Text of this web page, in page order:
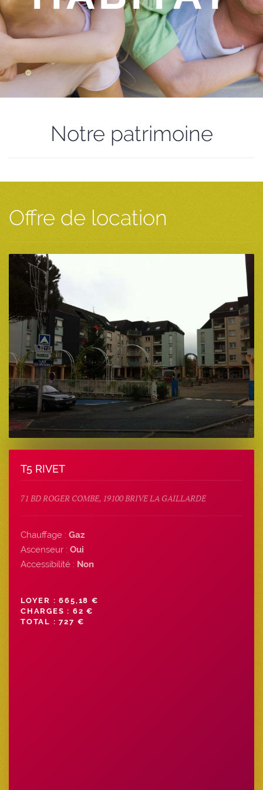
Notre patrimoine
Offre de location
T5 RIVET
71 BD ROGER COMBE, 19100 BRIVE LA GAILLARDE
Chauffage : Gaz
Ascenseur : Oui
Accessibilité : Non
LOYER : 665,18 €
CHARGES : 62 €
TOTAL : 727 €